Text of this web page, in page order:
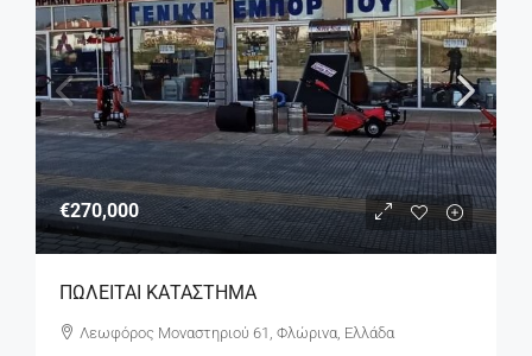
€270,000
ΠΩΛΕΙΤΑΙ ΚΑΤΑΣΤΗΜΑ
Λεωφόρος Μοναστηριού 61, Φλώρινα, Ελλάδα